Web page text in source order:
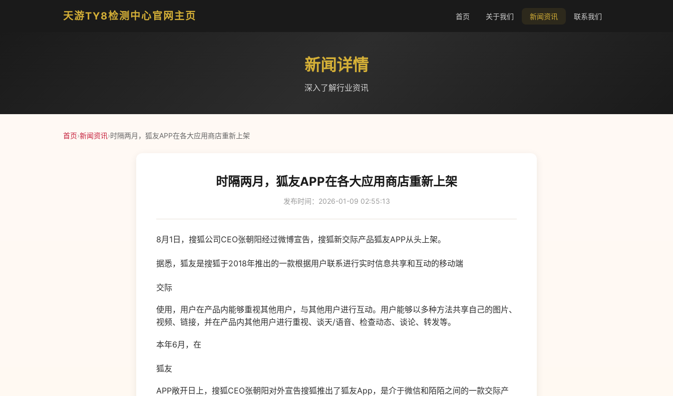
天游TY8检测中心官网主页 首页 关于我们 新闻资讯 联系我们
新闻详情
深入了解行业资讯
首页›新闻资讯›时隔两月，狐友APP在各大应用商店重新上架
时隔两月，狐友APP在各大应用商店重新上架
发布时间：2026-01-09 02:55:13
8月1日，搜狐公司CEO张朝阳经过微博宣告，搜狐新交际产品狐友APP从头上架。
据悉，狐友是搜狐于2018年推出的一款根据用户联系进行实时信息共享和互动的移动端
交际
使用，用户在产品内能够重视其他用户，与其他用户进行互动。用户能够以多种方法共享自己的图片、
视频、链接，并在产品内其他用户进行重视、谈天/语音、检查动态、谈论、转发等。
本年6月，在
狐友
APP敞开日上，搜狐CEO张朝阳对外宣告搜狐推出了狐友App，是介于微信和陌陌之间的一款交际产